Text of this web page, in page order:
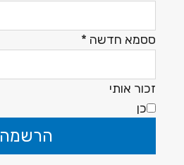
ססמא חדשה *
זכור אותי
כן
הרשמה